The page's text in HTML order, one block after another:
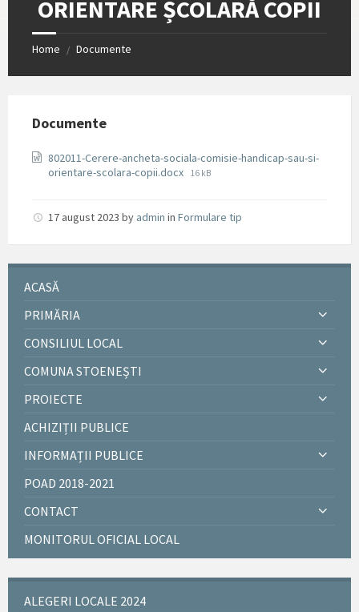
ORIENTARE ȘCOLARĂ COPII
Home / Documente
Documente
802011-Cerere-ancheta-sociala-comisie-handicap-sau-si-
orientare-scolara-copii.docx File
16 kB
17 august 2023 by admin in Formulare tip
ACASĂ
PRIMĂRIA
CONSILIUL LOCAL
COMUNA STOENEȘTI
PROIECTE
ACHIZIȚII PUBLICE
INFORMAȚII PUBLICE
POAD 2018-2021
CONTACT
MONITORUL OFICIAL LOCAL
ALEGERI LOCALE 2024